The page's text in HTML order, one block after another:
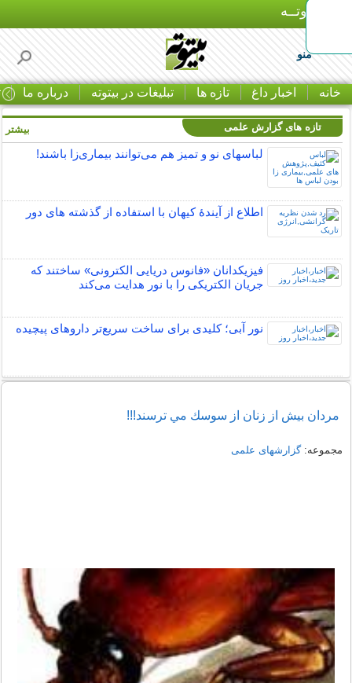
بـیتوتــه
منو
خانه اخبار داغ تازه ها تبلیغات در بیتوته درباره ما
تازه های گزارش علمی
لباس‎های نو و تمیز هم می‌توانند بیماری‌زا باشند!
اطلاع از آیندۀ کیهان با استفاده از گذشته ­های دور
فیزیکدانان «فانوس دریایی الکترونی» ساختند که
جریان الکتریکی را با نور هدایت می‌کند
نور آبی؛ کلیدی برای ساخت سریع‌تر داروهای پیچیده
بیشتر
مردان بيش از زنان از سوسك مي ترسند!!!
مجموعه:گزارشهای علمی